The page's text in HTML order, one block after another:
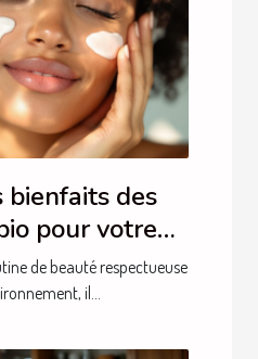
bienfaits des
pour votre
de beauté respectueuse
il...